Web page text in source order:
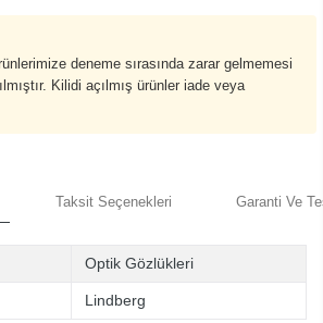
deneme sırasında zarar gelmemesi
Kilidi açılmış ürünler iade veya
Taksit Seçenekleri Garanti Ve
Optik Gözlükleri
Lindberg